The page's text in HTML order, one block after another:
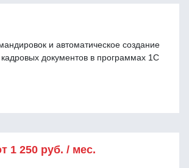
и автоматическое создание
кадровых документов в программах 1С
1 250 руб. / мес.